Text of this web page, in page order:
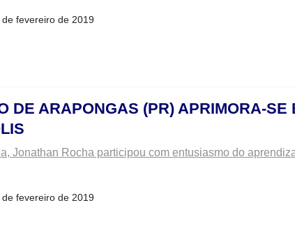
fevereiro de 2019
DE ARAPONGAS (PR) APRIMORA-SE
Jonathan Rocha participou com entusiasmo do
fevereiro de 2019